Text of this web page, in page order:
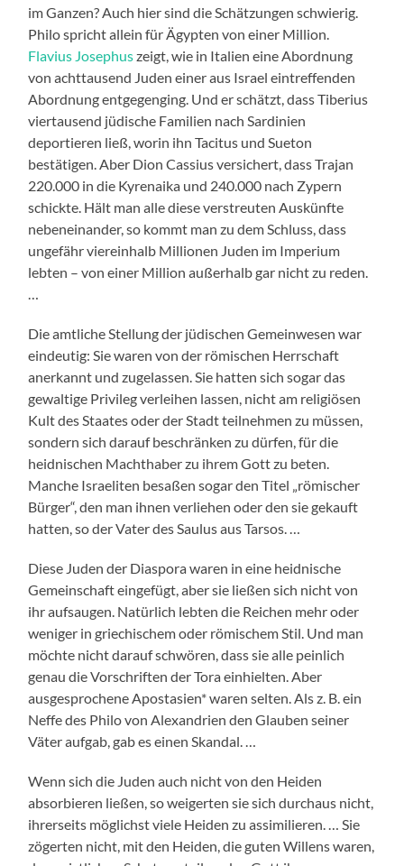
im Ganzen? Auch hier sind die Schätzungen schwierig.
Philo spricht allein für Ägypten von einer Million.
Flavius Josephuszeigt, wie in Italien eine Abordnung
von achttausend Juden einer aus Israel eintreffenden
Abordnung entgegenging. Und er schätzt, dass Tiberius
viertausend jüdische Familien nach Sardinien
deportieren ließ, worin ihn Tacitus und Sueton
bestätigen. Aber Dion Cassius versichert, dass Trajan
220.000 in die Kyrenaika und 240.000 nach Zypern
schickte. Hält man alle diese verstreuten Auskünfte
nebeneinander, so kommt man zu dem Schluss, dass
ungefähr viereinhalb Millionen Juden im Imperium
lebten – von einer Million außerhalb gar nicht zu reden.
Die amtliche Stellung der jüdischen Gemeinwesen war
eindeutig: Sie waren von der römischen Herrschaft
anerkannt und zugelassen. Sie hatten sich sogar das
gewaltige Privileg verleihen lassen, nicht am religiösen
Kult des Staates oder der Stadt teilnehmen zu müssen,
sondern sich darauf beschränken zu dürfen, für die
heidnischen Machthaber zu ihrem Gott zu beten.
Manche Israeliten besaßen sogar den Titel „römischer
Bürger“, den man ihnen verliehen oder den sie gekauft
hatten, so der Vater des Saulus aus Tarsos. …
Diese Juden der Diaspora waren in eine heidnische
Gemeinschaft eingefügt, aber sie ließen sich nicht von
ihr aufsaugen. Natürlich lebten die Reichen mehr oder
weniger in griechischem oder römischem Stil. Und man
möchte nicht darauf schwören, dass sie alle peinlich
genau die Vorschriften der Tora einhielten. Aber
ausgesprochene Apostasien* waren selten. Als z. B. ein
Neffe des Philo von Alexandrien den Glauben seiner
Väter aufgab, gab es einen Skandal. …
Wenn sich die Juden auch nicht von den Heiden
absorbieren ließen, so weigerten sie sich durchaus nicht,
ihrerseits möglichst viele Heiden zu assimilieren. … Sie
zögerten nicht, mit den Heiden, die guten Willens waren,